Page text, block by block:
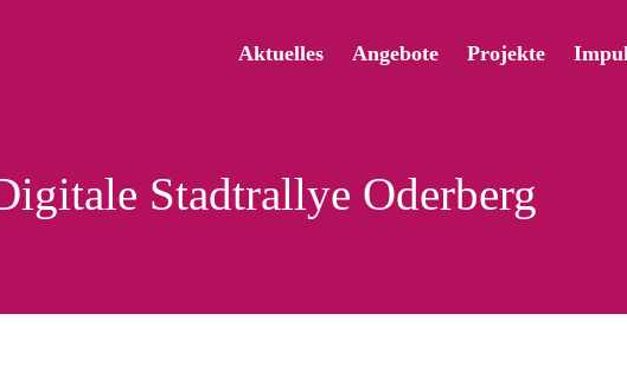
Aktuelles Angebote Projekte
Stadtrallye Oderberg